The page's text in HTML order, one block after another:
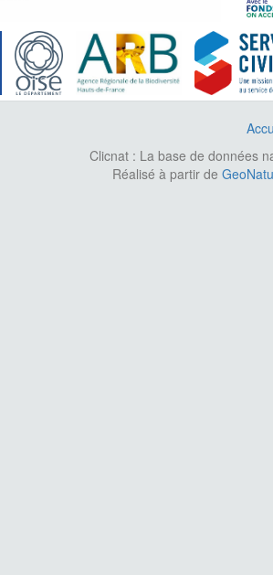
Clicnat : La base de données
Réalisé à partir de